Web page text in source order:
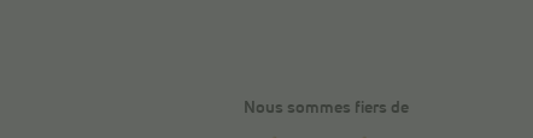
Nous sommes fiers de